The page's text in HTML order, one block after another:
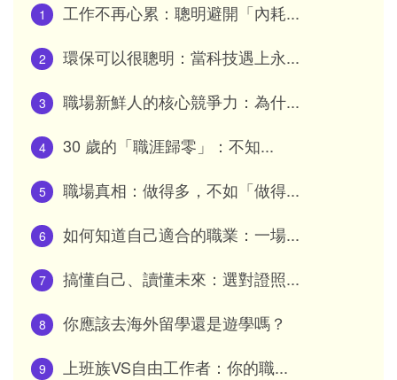
1 工作不再心累：聰明避開「內耗...
2 環保可以很聰明：當科技遇上永...
3 職場新鮮人的核心競爭力：為什...
4 30 歲的「職涯歸零」：不知...
5 職場真相：做得多，不如「做得...
6 如何知道自己適合的職業：一場...
7 搞懂自己、讀懂未來：選對證照...
8 你應該去海外留學還是遊學嗎？
9 上班族VS自由工作者：你的職...